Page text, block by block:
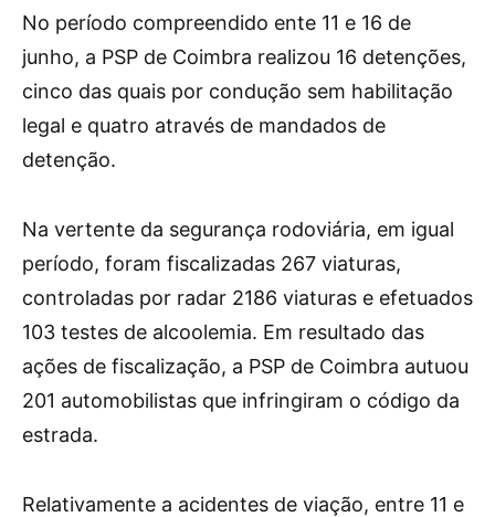
No período compreendido ente 11 e 16 de
junho, a PSP de Coimbra realizou 16 detenções,
cinco das quais por condução sem habilitação
legal e quatro através de mandados de
detenção.
Na vertente da segurança rodoviária, em igual
período, foram fiscalizadas 267 viaturas,
controladas por radar 2186 viaturas e efetuados
103 testes de alcoolemia. Em resultado das
ações de fiscalização, a PSP de Coimbra autuou
201 automobilistas que infringiram o código da
estrada.
Relativamente a acidentes de viação, entre 11 e